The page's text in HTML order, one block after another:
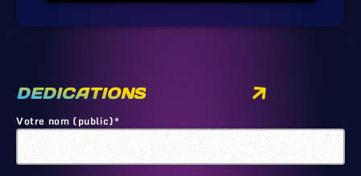
DEDICATIONS
Votre nom (public)*